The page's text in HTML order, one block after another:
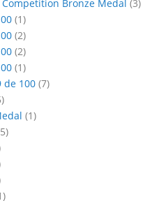
Bronze Medal 3
1article
2articles
2articles
1article
de 100 7articles
articles
1article
5articles
article